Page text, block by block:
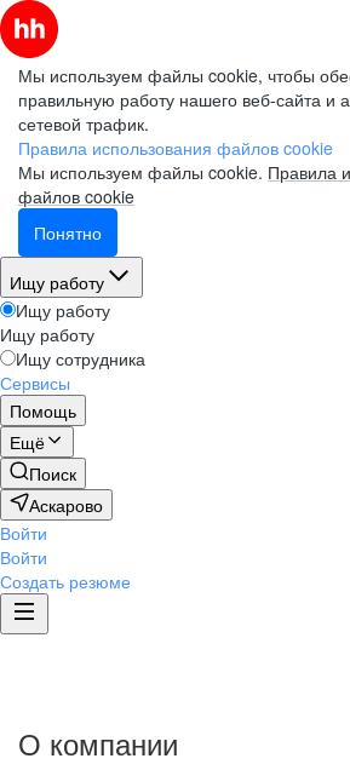
Мы используем файлы cookie, чтобы
правильную работу нашего веб-сайта и
сетевой трафик.
Правила использования файлов cookie
Мы используем файлы cookie. Правила
файлов cookie
Понятно
Ищу работу
Ищу работу
Ищу работу
Ищу сотрудника
Сервисы
Помощь
Ещё
Поиск
Аскарово
Войти
Войти
Создать резюме
О компании